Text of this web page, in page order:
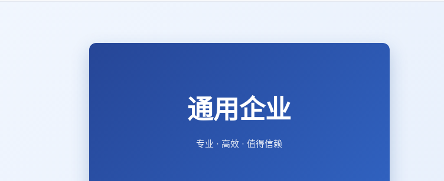
通用企业
专业 · 高效 · 值得信赖